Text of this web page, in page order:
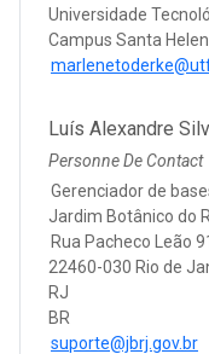
Universidade
Campus Santa
Luís Alexandre
Personne De Contact
Gerenciador de
Jardim Botânico do
Rua Pacheco Leão
22460-030 Rio de
RJ
BR
suporte@jbrj.gov.br